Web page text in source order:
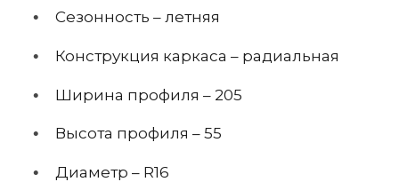
Сезонность – летняя
Конструкция каркаса – радиальная
Ширина профиля – 205
Высота профиля – 55
Диаметр – R16